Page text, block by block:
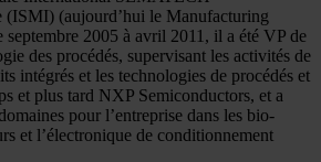
(aujourd’hui le Manufacturing
2005 à avril 2011, il a été VP de
des procédés, supervisant les activités de
intégrés et les technologies de procédés et
et plus tard NXP Semiconductors, et a
pour l’entreprise dans les bio-
et l’électronique de conditionnement